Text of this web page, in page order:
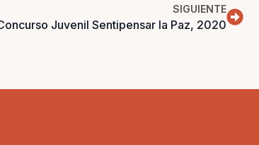
SIGUIENTE
Juvenil Sentipensar la Paz, 2020